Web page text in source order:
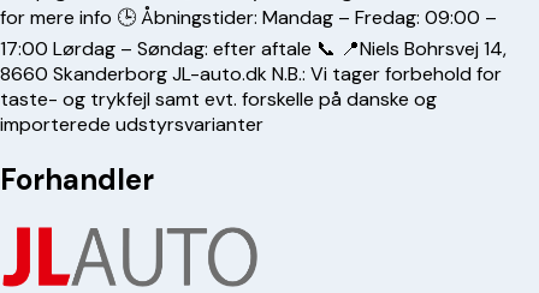
for mere info 🕒 Åbningstider: Mandag – Fredag: 09:00 –
17:00 Lørdag – Søndag: efter aftale 📞 📍Niels Bohrsvej 14,
8660 Skanderborg JL-auto.dk N.B.: Vi tager forbehold for
taste- og trykfejl samt evt. forskelle på danske og
importerede udstyrsvarianter
Forhandler